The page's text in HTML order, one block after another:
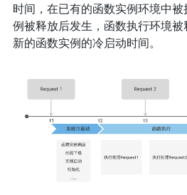
时间，在已有的函数实例环境中
例被释放后发生，函数执行环境
新的函数实例的冷启动时间。